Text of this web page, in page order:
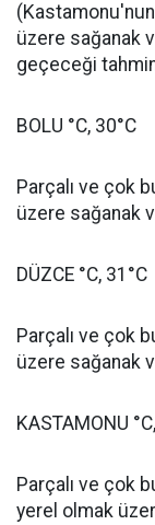
üzere sağanak
geçeceği
BOLU °C, 30°C
Parçalı ve çok
üzere sağanak
DÜZCE °C, 31°C
Parçalı ve çok
üzere sağanak
KASTAMONU
Parçalı ve çok
yerel olmak